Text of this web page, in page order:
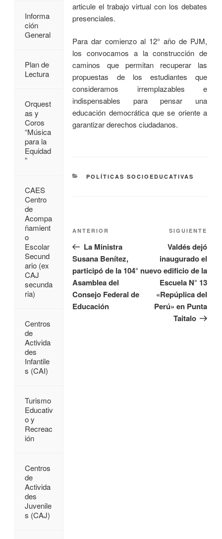
articule el trabajo virtual con los debates
presenciales.
Para dar comienzo al 12° año de PJM,
los convocamos a la construcción de
caminos que permitan recuperar las
propuestas de los estudiantes que
consideramos irremplazables e
indispensables para pensar una
educación democrática que se oriente a
garantizar derechos ciudadanos.
POLÍTICAS SOCIOEDUCATIVAS
ANTERIOR
La Ministra
Susana Benítez,
participó de la 104°
Asamblea del
Consejo Federal de
Educación
SIGUIENTE
Valdés dejó
inaugurado el
nuevo edificio de la
Escuela N° 13
«Repúplica del
Perú» en Punta
Taitalo
Informa
ción
General
Plan de
Lectura
Orquest
as y
Coros
“Música
para la
Equidad
”
CAES
Centro
de
Acompa
ñamient
o
Escolar
Secund
ario (ex
CAJ
secunda
ria)
Centros
de
Activida
des
Infantile
s (CAI)
Turismo
Educativ
o y
Recreac
ión
Centros
de
Activida
des
Juvenile
s (CAJ)